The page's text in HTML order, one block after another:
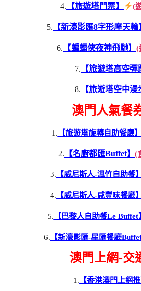
4. 【旅遊塔門票】 (
5. 【新濠影匯8字形摩天輪
6. 【蝙蝠俠夜神飛馳】 (
7. 【旅遊塔高空彈
8. 【旅遊塔空中漫
澳門人氣餐
1. 【旅遊塔旋轉自助餐廳】
2. 【名廚都匯Buffet】 (
3. 【威尼斯人-渢竹自助餐】
4. 【威尼斯人-咸豐味餐廳】
5. 【巴黎人自助餐Le Buffet
6. 【新濠影匯-星匯餐廳Buffet
澳門上網-交
1. 【香港澳門上網推